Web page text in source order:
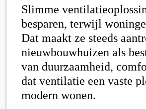
Slimme
besparen, terwijl
Dat maakt ze steeds
nieuwbouwhuizen als
van duurzaamheid,
dat ventilatie een vaste
modern wonen.